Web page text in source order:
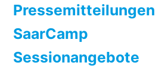
Pressemitteilungen
SaarCamp
Sessionangebote